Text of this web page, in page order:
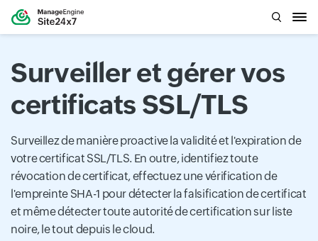
Surveiller et gérer vos
certificats SSL/TLS
Surveillez de manière proactive la validité et l'expiration de
votre certificat SSL/TLS. En outre, identifiez toute
révocation de certificat, effectuez une vérification de
l'empreinte SHA-1 pour détecter la falsification de certificat
et même détecter toute autorité de certification sur liste
noire, le tout depuis le cloud.